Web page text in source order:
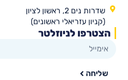
שדרות נים 2, ראשון לציון
(קניון עזריאלי ראשונים)
הצטרפו לניוזלטר
שליחה